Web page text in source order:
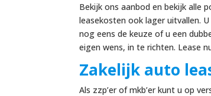
Bekijk ons aanbod en bekijk alle
leasekosten ook lager uitvallen.
nog eens de keuze of u een
eigen wens, in te richten. Lease
Zakelijk auto
Als zzp’er of mkb’er kunt u op